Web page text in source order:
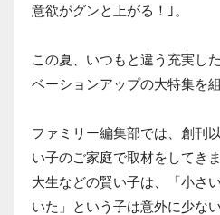
意欲がグンと上がる！｣。
この夏、いつもと違う充実し
ベーションアップの大特集を組
ファミリー編集部では、創刊
い子のご家庭で取材をしてき
大生などの賢い子は、「小さ
いた」という子は意外に少な